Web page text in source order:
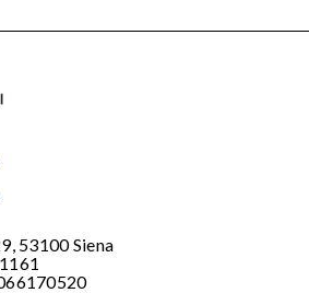
53100 Siena